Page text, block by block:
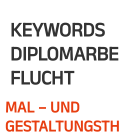
KEYWORDS
FLUCHT
MAL – UND